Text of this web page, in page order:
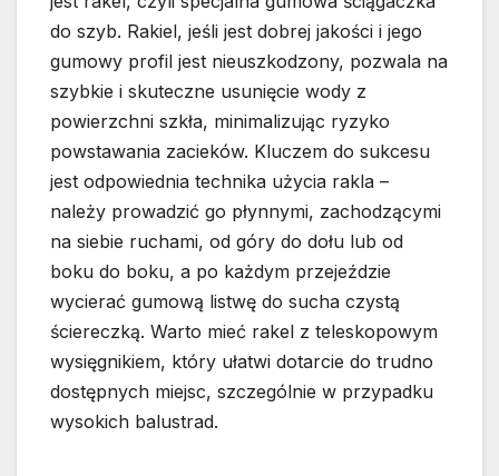
do szyb. Rakiel, jeśli jest dobrej jakości i jego
gumowy profil jest nieuszkodzony, pozwala na
szybkie i skuteczne usunięcie wody z
powierzchni szkła, minimalizując ryzyko
powstawania zacieków. Kluczem do sukcesu
jest odpowiednia technika użycia rakla –
należy prowadzić go płynnymi, zachodzącymi
na siebie ruchami, od góry do dołu lub od
boku do boku, a po każdym przejeździe
wycierać gumową listwę do sucha czystą
ściereczką. Warto mieć rakel z teleskopowym
wysięgnikiem, który ułatwi dotarcie do trudno
dostępnych miejsc, szczególnie w przypadku
wysokich balustrad.